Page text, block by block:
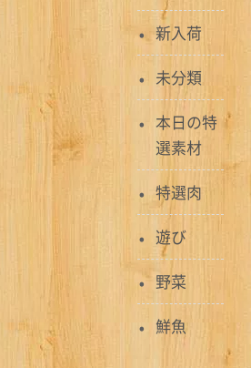
新入荷
未分類
本日の特
選素材
特選肉
遊び
野菜
鮮魚